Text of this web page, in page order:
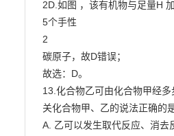
2D.如图 ，该有机物与足量H
5个手性
2
碳原子，故D错误；
故选：D。
13.化合物乙可由化合物甲经
关化合物甲、乙的说法正确的
A. 乙可以发生取代反应、消去